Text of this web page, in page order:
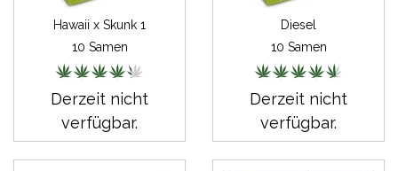
Hawaii x Skunk 1
10 Samen
Derzeit nicht
verfügbar.
Diesel
10 Samen
Derzeit nicht
verfügbar.